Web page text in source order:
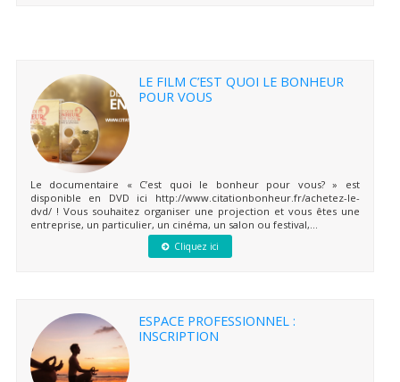
LE FILM C’EST QUOI LE BONHEUR
POUR VOUS
Le documentaire « C’est quoi le bonheur pour vous? » est
disponible en DVD ici http://www.citationbonheur.fr/achetez-le-
dvd/ ! Vous souhaitez organiser une projection et vous êtes une
entreprise, un particulier, un cinéma, un salon ou festival,...
Cliquez ici
ESPACE PROFESSIONNEL :
INSCRIPTION